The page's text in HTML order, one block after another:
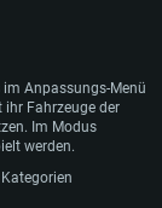
werden nicht
Anpassungs-Menü
ihr Fahrzeuge der
Im Modus
werden.